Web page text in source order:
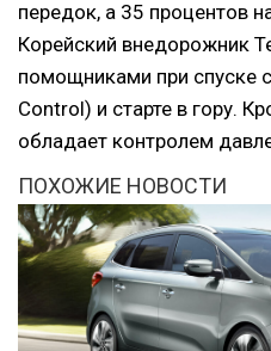
передок, а 35 процентов
Корейский внедорожник
помощниками при спуске
Control) и старте в гору.
обладает контролем
ПОХОЖИЕ НОВОСТИ